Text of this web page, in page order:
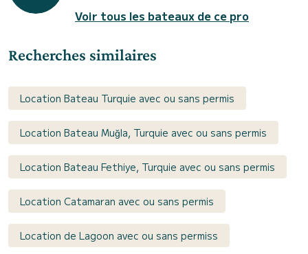
Voir tous les bateaux de ce pro
Recherches similaires
Location Bateau Turquie avec ou sans permis
Location Bateau Muğla, Turquie avec ou sans permis
Location Bateau Fethiye, Turquie avec ou sans permis
Location Catamaran avec ou sans permis
Location de Lagoon avec ou sans permiss